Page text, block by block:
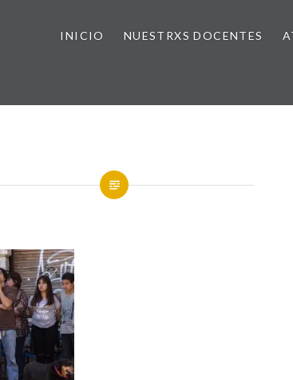
INICIO NUESTRXS DOCENTES